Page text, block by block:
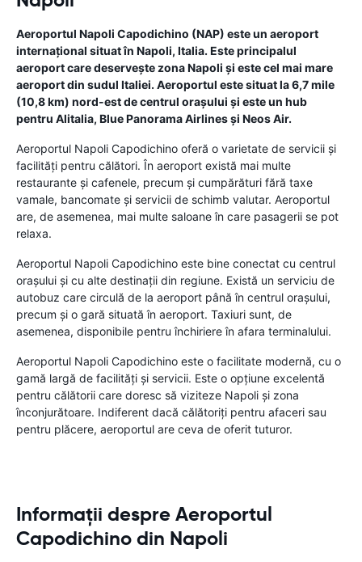
Aeroportul Napoli Capodichino (NAP) este un aeroport
internațional situat în Napoli, Italia. Este principalul
aeroport care deservește zona Napoli și este cel mai mare
aeroport din sudul Italiei. Aeroportul este situat la 6,7 ​​mile
(10,8 km) nord-est de centrul orașului și este un hub
pentru Alitalia, Blue Panorama Airlines și Neos Air.
Aeroportul Napoli Capodichino oferă o varietate de servicii și
facilități pentru călători. În aeroport există mai multe
restaurante și cafenele, precum și cumpărături fără taxe
vamale, bancomate și servicii de schimb valutar. Aeroportul
are, de asemenea, mai multe saloane în care pasagerii se pot
relaxa.
Aeroportul Napoli Capodichino este bine conectat cu centrul
orașului și cu alte destinații din regiune. Există un serviciu de
autobuz care circulă de la aeroport până în centrul orașului,
precum și o gară situată în aeroport. Taxiuri sunt, de
asemenea, disponibile pentru închiriere în afara terminalului.
Aeroportul Napoli Capodichino este o facilitate modernă, cu o
gamă largă de facilități și servicii. Este o opțiune excelentă
pentru călătorii care doresc să viziteze Napoli și zona
înconjurătoare. Indiferent dacă călătoriți pentru afaceri sau
pentru plăcere, aeroportul are ceva de oferit tuturor.
Informații despre Aeroportul
Capodichino din Napoli